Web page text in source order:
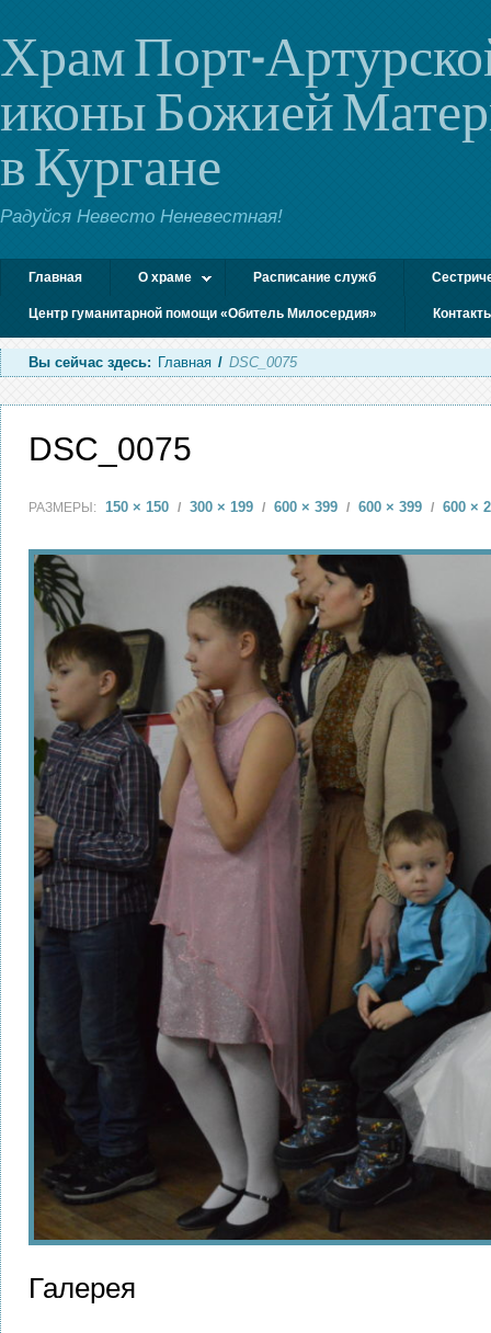
Храм Порт-
иконы Божией
в Кургане
Радуйся Невесто Неневестная!
Главная О храме Расписание служб
Центр гуманитарной помощи «Обитель Милосердия»
Вы сейчас здесь: Главная / DSC_0075
DSC_0075
РАЗМЕРЫ: 150 × 150 / 300 × 199 / 600 × 399 / 600 × 399 / 600 ×
Галерея